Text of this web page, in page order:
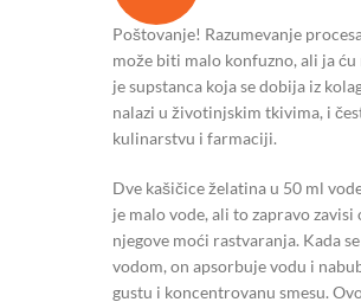
Poštovanje! Razumevanje
može biti malo konfuzno, ali ja
je supstanca koja se dobija iz
nalazi u životinjskim tkivima, i
kulinarstvu i farmaciji.
Dve kašičice želatina u 50 ml
je malo vode, ali to zapravo
njegove moći rastvaranja. Kada
vodom, on apsorbuje vodu i
gustu i koncentrovanu smesu.